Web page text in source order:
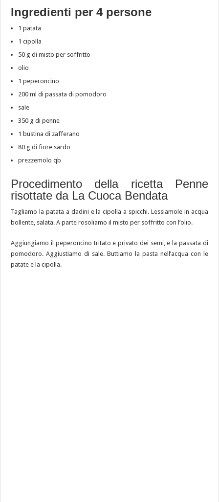
Ingredienti per 4 persone
1 patata
1 cipolla
50 g di misto per soffritto
olio
1 peperoncino
200 ml di passata di pomodoro
sale
350 g di penne
1 bustina di zafferano
80 g di fiore sardo
prezzemolo qb
Procedimento della ricetta Penne
risottate da La Cuoca Bendata
Tagliamo la patata a dadini e la cipolla a spicchi. Lessiamole in acqua
bollente, salata. A parte rosoliamo il misto per soffritto con l’olio.
Aggiungiamo il peperoncino tritato e privato dei semi, e la passata di
pomodoro. Aggiustiamo di sale. Buttiamo la pasta nell’acqua con le
patate e la cipolla.